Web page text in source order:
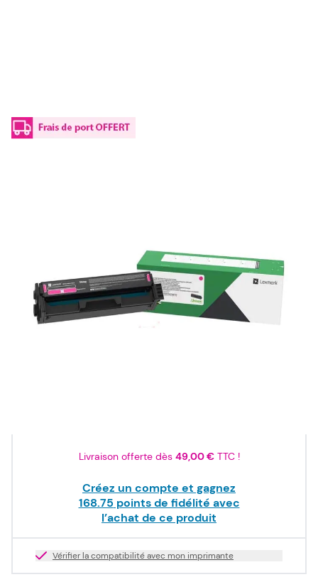
2500
C330H30 Lexmark - magenta - toner de marque
Livraison offerte dès 49,00 €TTC !
Créez un compte et gagnez
168.75 points de fidélité avec
l’achat de ce produit
Vérifier la compatibilité avec mon imprimante